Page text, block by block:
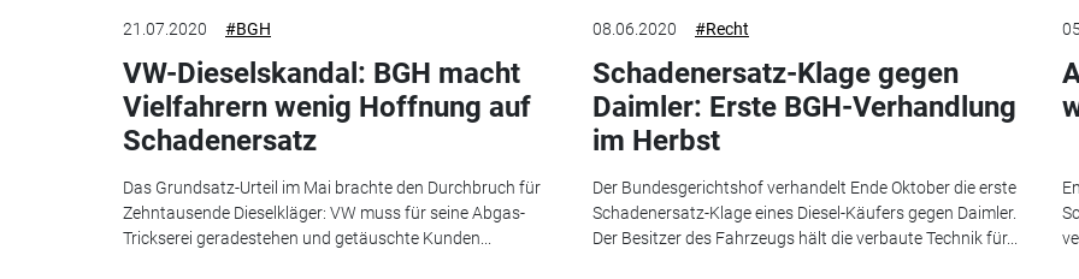
21.07.2020 #BGH
VW-Dieselskandal: BGH macht
Vielfahrern wenig Hoffnung auf
Schadenersatz
Das Grundsatz-Urteil im Mai brachte den Durchbruch für
Zehntausende Dieselkläger: VW muss für seine Abgas-
Trickserei geradestehen und getäuschte Kunden...
08.06.2020 #Recht
Schadenersatz-Klage gegen
Daimler: Erste BGH-Verhandlung
im Herbst
Der Bundesgerichtshof verhandelt Ende Oktober die erste
Schadenersatz-Klage eines Diesel-Käufers gegen Daimler.
Der Besitzer des Fahrzeugs hält die verbaute Technik für...